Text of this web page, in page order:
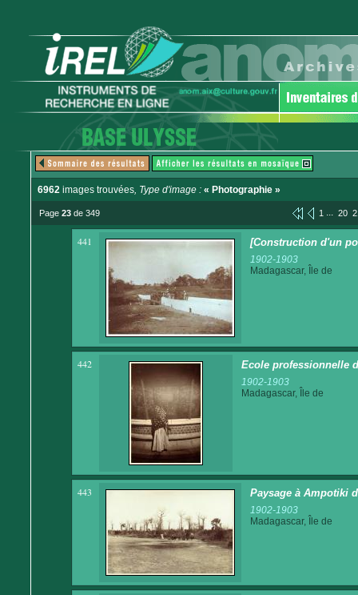
6962 images trouvées, Type d'image : « Photographie »
Page 23 de 349 1 ... 20
441 [Construction d'un
1902-1903
Madagascar, Île de
442 Ecole professionnelle
1902-1903
Madagascar, Île de
443 Paysage à Ampotiki
1902-1903
Madagascar, Île de